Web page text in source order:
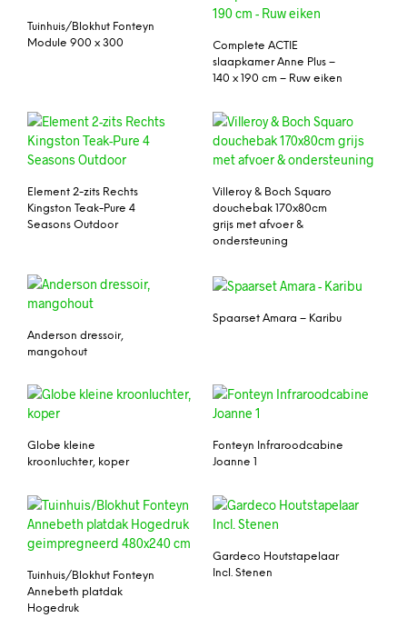
Tuinhuis/Blokhut Fonteyn
Module 900 x 300
Complete ACTIE
slaapkamer Anne Plus –
140 x 190 cm – Ruw eiken
Element 2-zits Rechts
Kingston Teak-Pure 4
Seasons Outdoor
Villeroy & Boch Squaro
douchebak 170x80cm
grijs met afvoer &
ondersteuning
Anderson dressoir,
mangohout
Spaarset Amara – Karibu
Globe kleine
kroonluchter, koper
Fonteyn Infraroodcabine
Joanne 1
Tuinhuis/Blokhut Fonteyn
Annebeth platdak
Hogedruk
Gardeco Houtstapelaar
Incl. Stenen